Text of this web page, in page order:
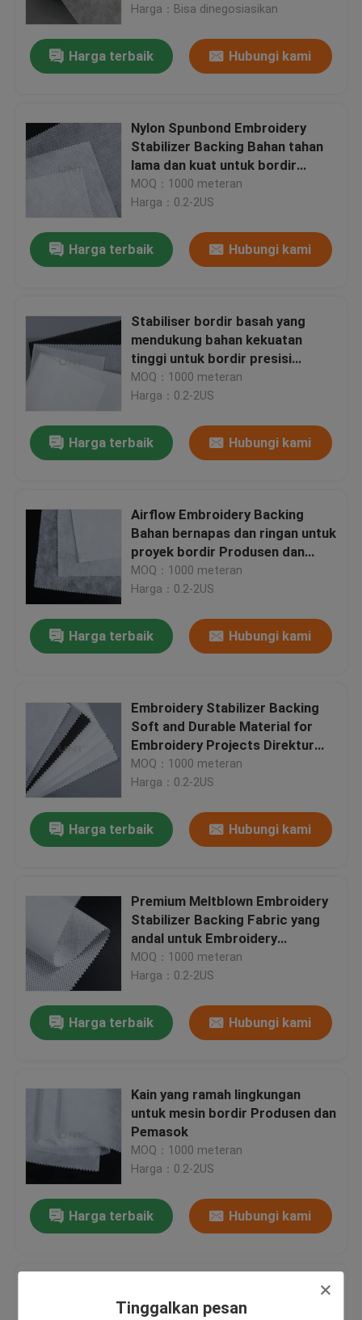
Tinggalkan pesan
Produk
Tentang kami
Tur Pabrik
Hubungi Kami
Berita
Kasus-kasus
Minta Kutipan
Interlining melebur
kemeja Interlining
rambut Interlining
Fabric Backing bordir
Harga：Bisa dinegosiasikan
Harga terbaik Hubungi kami
Nylon Spunbond Embroidery
Stabilizer Backing Bahan tahan
lama dan kuat untuk bordir
Produsen dan Pemasok
MOQ：1000 meteran
Harga：0.2-2US
Harga terbaik Hubungi kami
Stabiliser bordir basah yang
mendukung bahan kekuatan
tinggi untuk bordir presisi
Produsen dan pemasok
MOQ：1000 meteran
Harga：0.2-2US
Harga terbaik Hubungi kami
Airflow Embroidery Backing
Bahan bernapas dan ringan untuk
proyek bordir Produsen dan
Pemasok
MOQ：1000 meteran
Harga：0.2-2US
Harga terbaik Hubungi kami
Embroidery Stabilizer Backing
Soft and Durable Material for
Embroidery Projects Direktur
Produsen
MOQ：1000 meteran
Harga：0.2-2US
Harga terbaik Hubungi kami
Premium Meltblown Embroidery
Stabilizer Backing Fabric yang
andal untuk Embroidery
Stabilization Supplier
MOQ：1000 meteran
Harga：0.2-2US
Harga terbaik Hubungi kami
Kain yang ramah lingkungan
untuk mesin bordir Produsen dan
Pemasok
MOQ：1000 meteran
Harga：0.2-2US
Harga terbaik Hubungi kami
Film larut air PVA khusus 150cm
Untuk bordir / manik-manik cuci